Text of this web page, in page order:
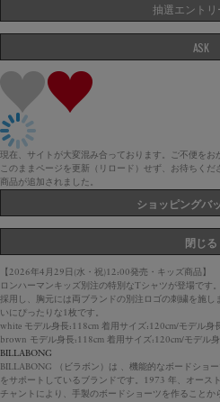
抽選エントリ
ASK
現在、サイトが大変混み合っております。ご不便をお
このままページを更新（リロード）せず、お待ちくだ
商品が追加されました。
ショッピングバ
閉じる
【2026年4月29日(水・祝)12:00発売・キッズ商品】
ロンハーマンキッズ別注の特別なTシャツが登場です
採用し、胸元には両ブランドの別注ロゴの刺繍を施
いにぴったりな1枚です。
white モデル身長:118cm 着用サイズ:120cm/モデル身
brown モデル身長:118cm 着用サイズ:120cm/モデル
BILLABONG
BILLABONG （ビラボン）は 、機能的なボードショ
をサポートしているブランドです。1973 年、オース
チャントにより、手製のボードショーツを作ること